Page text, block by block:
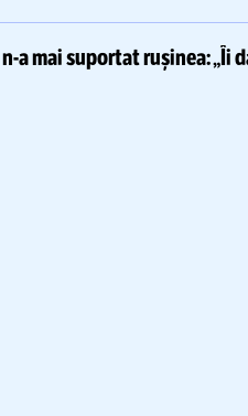
n-amai suportat rușinea:„Îi